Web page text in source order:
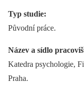
Typ studie:
Původní práce.
Název a sídlo
Katedra psychologie,
Praha.